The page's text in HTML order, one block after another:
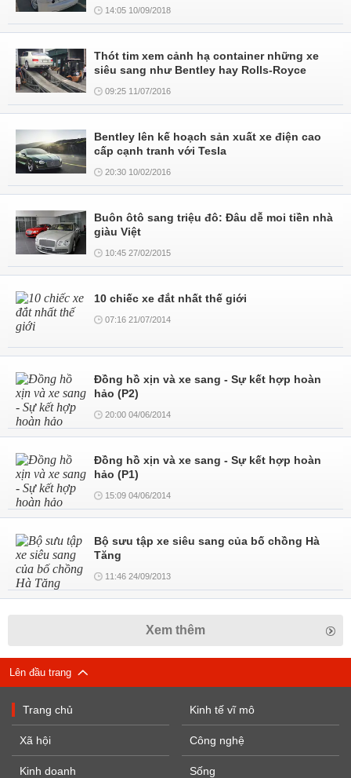
14:05 10/09/2018
Thót tim xem cảnh hạ container những xe
siêu sang như Bentley hay Rolls-Royce
09:25 11/07/2016
Bentley lên kế hoạch sản xuất xe điện cao
cấp cạnh tranh với Tesla
20:30 10/02/2016
Buôn ôtô sang triệu đô: Đâu dễ moi tiền nhà
giàu Việt
10:45 27/02/2015
10 chiếc xe đắt nhất thế giới
07:16 21/07/2014
Đồng hồ xịn và xe sang - Sự kết hợp hoàn
hảo (P2)
20:00 04/06/2014
Đồng hồ xịn và xe sang - Sự kết hợp hoàn
hảo (P1)
15:09 04/06/2014
Bộ sưu tập xe siêu sang của bố chồng Hà
Tăng
11:46 24/09/2013
Xem thêm
Lên đầu trang
Trang chủ
Xã hội
Kinh doanh
Kinh tế vĩ mô
Công nghệ
Sống